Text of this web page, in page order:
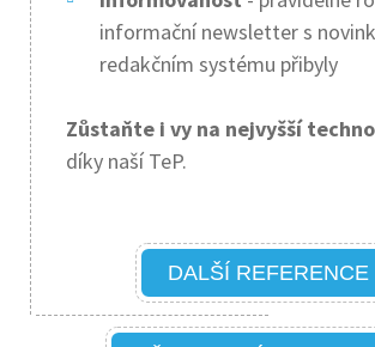
informační newsletter s
redakčním systému přibyly
Zůstaňte i vy na nejvyšší
díky naší TeP.
DALŠÍ REFERENCE